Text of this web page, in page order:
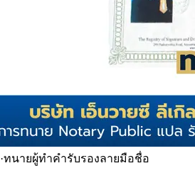
·ทนายผู้ทำคำรับรองลายมือชื่อ